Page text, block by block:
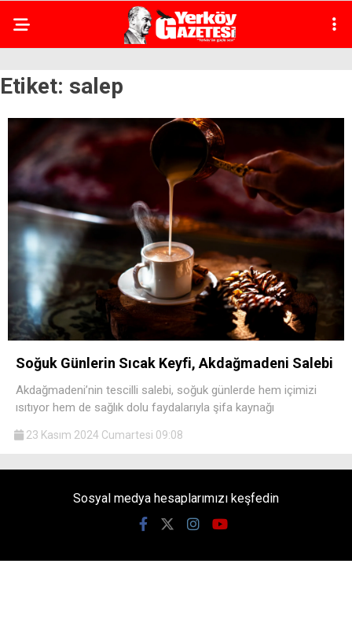
Etiket: salep
Soğuk Günlerin Sıcak Keyfi, Akdağmadeni Salebi
Akdağmadeni’nin tescilli salebi, soğuk günlerde hem içimizi
ısıtıyor hem de sağlık dolu faydalarıyla şifa kaynağı
23 Kasım 2024 Cumartesi 09:08
Sosyal medya hesaplarımızı keşfedin